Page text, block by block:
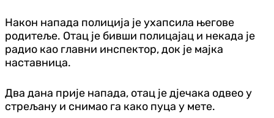
Након напада полиција је ухапсила његове
родитеље. Отац је бивши полицајац и некада је
радио као главни инспектор, док је мајка
наставница.
Два дана прије напада, отац је дјечака одвео у
стрељану и снимао га како пуца у мете.